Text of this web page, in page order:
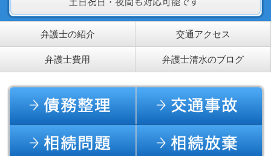
弁護士の紹介 交通アクセス
弁護士費用 弁護士清水のブログ